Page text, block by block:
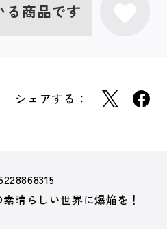
る商品です
シェアする：
素晴らしい世界に爆焔を！